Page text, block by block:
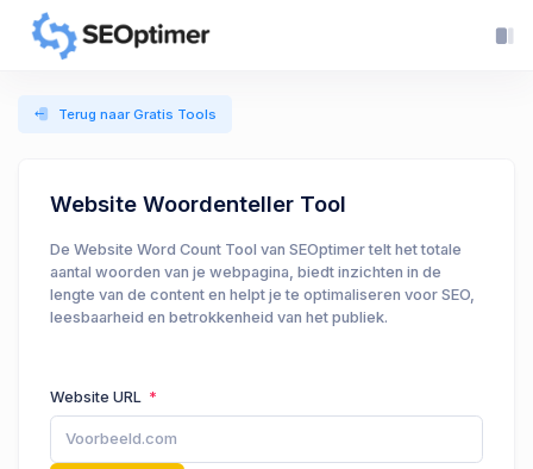
Terug naar Gratis Tools
Website Woordenteller Tool
De Website Word Count Tool van SEOptimer telt het totale
aantal woorden van je webpagina, biedt inzichten in de
lengte van de content en helpt je te optimaliseren voor SEO,
leesbaarheid en betrokkenheid van het publiek.
Website URL